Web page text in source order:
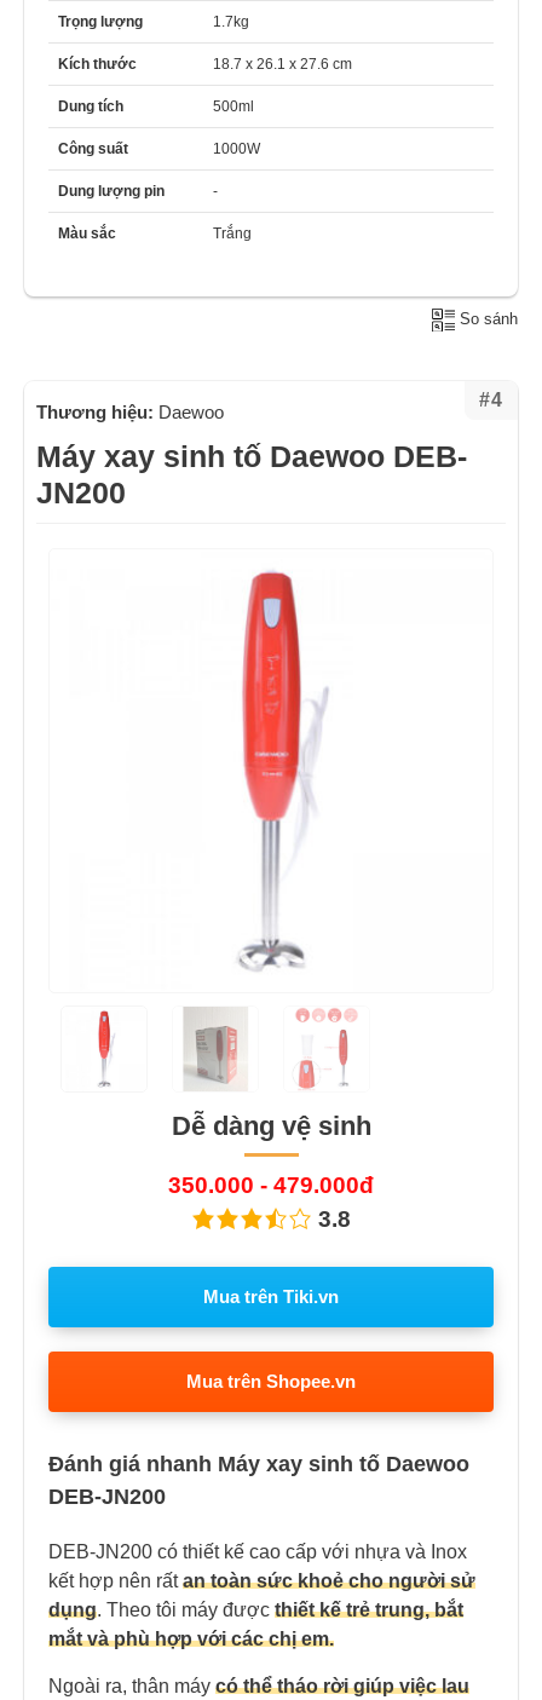
Trọng lượng 1.7kg
Kích thước 18.7 x 26.1 x 27.6 cm
Dung tích 500ml
Công suất 1000W
Dung lượng pin -
Màu sắc Trắng
So sánh
#4
Thương hiệu: Daewoo
Máy xay sinh tố Daewoo DEB-
JN200
Dễ dàng vệ sinh
350.000 - 479.000đ
3.8
Mua trên Tiki.vn
Mua trên Shopee.vn
Đánh giá nhanh Máy xay sinh tố Daewoo
DEB-JN200
DEB-JN200 có thiết kế cao cấp với nhựa và Inox
kết hợp nên rấtan toàn sức khoẻ cho người sử
dụng. Theo tôi máy được thiết kế trẻ trung, bắt
mắt và phù hợp với các chị em.
Ngoài ra, thân máy có thể tháo rời giúp việc lau